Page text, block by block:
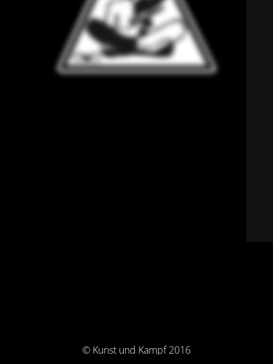
© Kunst und Kampf 2016